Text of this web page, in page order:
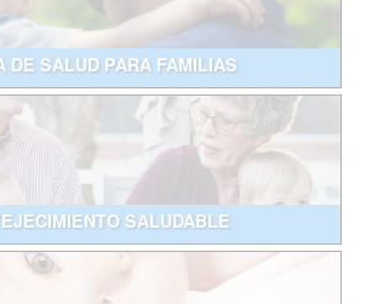
DE SALUD PARA FAMILIAS
SALUDABLE